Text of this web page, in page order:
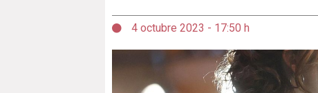
4 octubre 2023 - 17:50 h